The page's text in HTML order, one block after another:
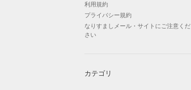
利用規約
プライバシー規約
なりすましメール・サイトにご注意くだ
さい
カテゴリ